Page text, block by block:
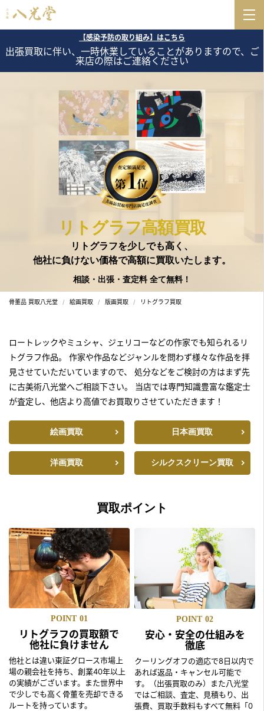
【感染予防の取り組み】はこちら
出張買取に伴い、一時休業していることがありますので、ご
来店の際はご連絡ください
リトグラフ高額買取
リトグラフを少しでも高く、
他社に負けない価格で高額に買取いたします。
相談・出張・査定料 全て無料！
骨董品 買取八光堂 絵画買取 版画買取 リトグラフ買取
ロートレックやミュシャ、ジェリコーなどの作家でも知られるリ
トグラフ作品。
作家や作品などジャンルを問わず様々な作品を拝
見させていただいていますので、
処分などをご検討の方はまず先
に古美術八光堂へご相談下さい。
当店では専門知識豊富な鑑定士
が査定し、他店より高値でお買取りさせていただきます！
絵画買取 日本画買取
洋画買取 シルクスクリーン買取
買取ポイント
POINT 01
リトグラフの買取額で
他社に負けません
他社とは違い東証グロース市場上
場の親会社を持ち、創業40年以上
の実績がございます。また世界中
で少しでも高く骨董を売却できる
ルートを持っています。
POINT 02
安心・安全の仕組みを
徹底
クーリングオフの適応で8日以内で
あれば返品・キャンセル可能で
す。（出張買取のみ）また八光堂
ではご相談、査定、見積もり、出
張費、買取手数料もすべて無料「0